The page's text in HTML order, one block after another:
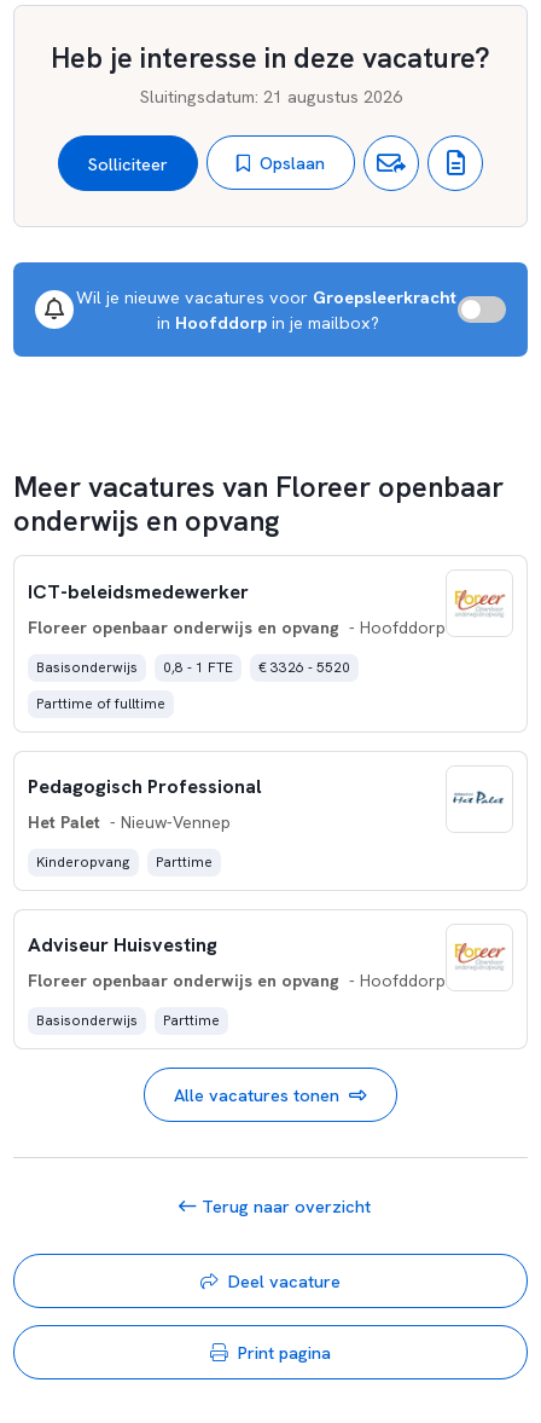
Heb je interesse in deze vacature?
Sluitingsdatum: 21 augustus 2026
Solliciteer Opslaan
Wil je nieuwe vacatures voor Groepsleerkracht
in Hoofddorp in je mailbox?
Meer vacatures van Floreer openbaar
onderwijs en opvang
ICT-beleidsmedewerker
Floreer openbaar onderwijs en opvang - Hoofddorp
Basisonderwijs 0,8 - 1 FTE
€ 3326 - 5520
Parttime of fulltime
Pedagogisch Professional
Het Palet - Nieuw-Vennep
Kinderopvang Parttime
Adviseur Huisvesting
Floreer openbaar onderwijs en opvang - Hoofddorp
Basisonderwijs Parttime
Alle vacatures tonen
Terug naar overzicht
Deel vacature
Print pagina